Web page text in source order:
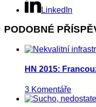
LinkedIn
PODOBNÉ
HN 2015:
3 Komentáře